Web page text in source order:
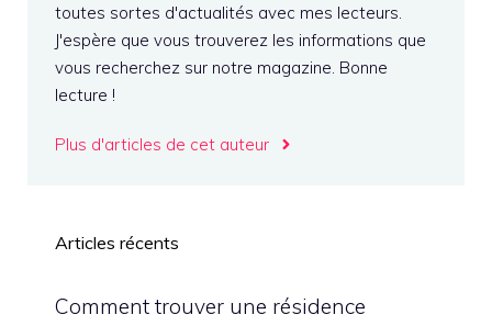
toutes sortes d'actualités avec mes lecteurs.
J'espère que vous trouverez les informations que
vous recherchez sur notre magazine. Bonne
lecture !
Plus d'articles de cet auteur
Articles récents
Comment trouver une résidence